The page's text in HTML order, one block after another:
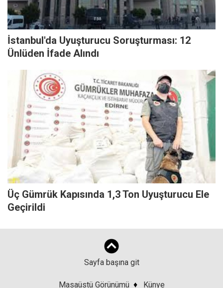
İstanbul'da Uyuşturucu Soruşturması: 12
Ünlüden İfade Alındı
Üç Gümrük Kapısında 1,3 Ton Uyuşturucu Ele
Geçirildi
Sayfa başına git
Masaüstü Görünümü ♦ Künye